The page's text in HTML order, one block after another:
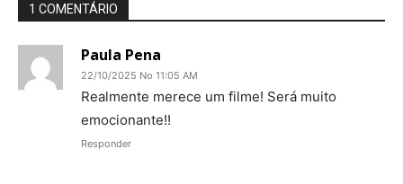
1 COMENTÁRIO
Paula Pena
22/10/2025 No 11:05 AM
Realmente merece um filme! Será muito
emocionante!!
Responder